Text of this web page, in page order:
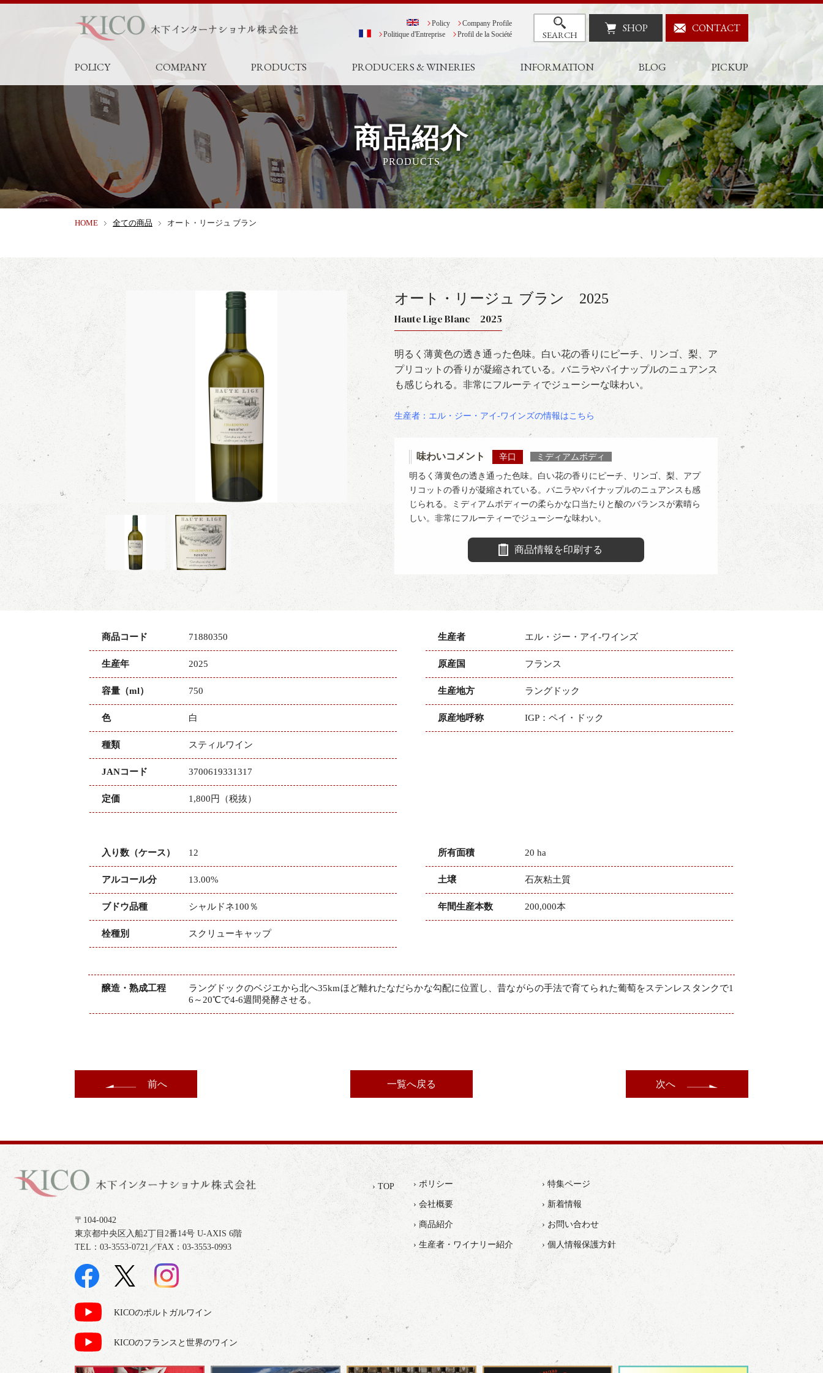
Policy
Company Profile
Politique d'Entreprise
Profil de la Société SEARCH SHOP CONTACT
POLICY COMPANY PRODUCTS PRODUCERS & WINERIES INFORMATION BLOG PICKUP
商品紹介
PRODUCTS
HOME 全ての商品 オート・リージュ ブラン
オート・リージュ ブラン 2025
Haute Lige Blanc 2025
明るく薄黄色の透き通った色味。白い花の香りにピーチ、リンゴ、梨、ア
プリコットの香りが凝縮されている。バニラやパイナップルのニュアンス
も感じられる。非常にフルーティでジューシーな味わい。
生産者：エル・ジー・アイ-ワインズの情報はこちら
味わいコメント 辛口
ミディアムボディ
明るく薄黄色の透き通った色味。白い花の香りにピーチ、リンゴ、梨、アプ
リコットの香りが凝縮されている。バニラやパイナップルのニュアンスも感
じられる。ミディアムボディーの柔らかな口当たりと酸のバランスが素晴ら
しい。非常にフルーティーでジューシーな味わい。
商品情報を印刷する
商品コード 71880350
生産年 2025
容量（ml） 750
色 白
種類 スティルワイン
JANコード 3700619331317
定価 1,800円（税抜）
生産者 エル・ジー・アイ-ワインズ
原産国 フランス
生産地方 ラングドック
原産地呼称 IGP：ペイ・ドック
入り数（ケース） 12
アルコール分 13.00%
ブドウ品種 シャルドネ100％
栓種別 スクリューキャップ
所有面積 20 ha
土壌 石灰粘土質
年間生産本数 200,000本
醸造・熟成工程
ラングドックのベジエから北へ35kmほど離れたなだらかな勾配に位置し、昔ながらの手法で育てられた葡萄をステンレスタンクで1
6～20℃で4-6週間発酵させる。
前へ 一覧へ戻る 次へ
〒104-0042
東京都中央区入船2丁目2番14号 U-AXIS 6階
TEL：03-3553-0721／FAX：03-3553-0993
KICOのポルトガルワイン
KICOのフランスと世界のワイン
› TOP › ポリシー › 特集ページ
› 会社概要 › 新着情報
› 商品紹介 › お問い合わせ
› 生産者・ワイナリー紹介 › 個人情報保護方針